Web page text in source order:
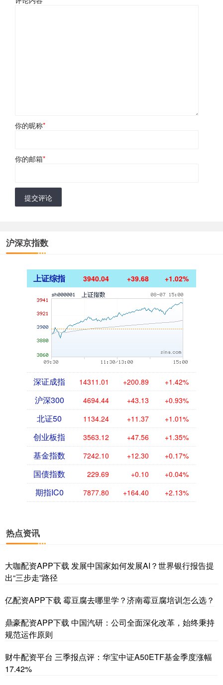
你的昵称*
你的邮箱*
提交评论
沪深京指数
上证综指 3940.04 +39.68 +1.02%
深证成指 14311.01 +200.89 +1.42%
沪深300 4694.44 +43.13 +0.93%
北证50 1134.24 +11.37 +1.01%
创业板指 3563.12 +47.56 +1.35%
基金指数 7242.10 +12.30 +0.17%
国债指数 229.69 +0.10 +0.04%
期指IC0 7877.80 +164.40 +2.13%
热点资讯
大咖配资APP下载 发展中国家如何发展AI？世界银行报告提
出“三步走”路径
亿配资APP下载 霉豆腐去哪里学？济南霉豆腐培训怎么选？
鼎豪配资APP下载 中国汽研：公司全面深化改革，始终秉持
规范运作原则
财牛配资平台 三季报点评：华宝中证A50ETF基金季度涨幅
17.42%